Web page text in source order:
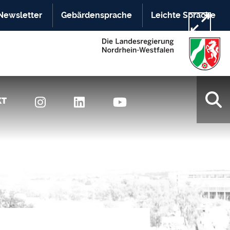
Gebärdensprache Leichte Sprache